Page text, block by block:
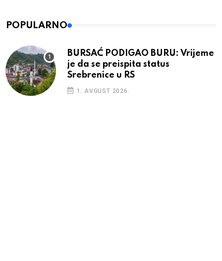
POPULARNO
BURSAĆ PODIGAO BURU: Vrijeme
je da se preispita status
Srebrenice u RS
1. AVGUST 2026.